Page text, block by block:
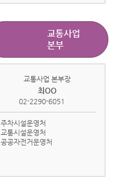
교통사업
본부
교통사업 본부장
최OO
02-2290-6051
주차시설운영처
교통시설운영처
공공자전거운영처